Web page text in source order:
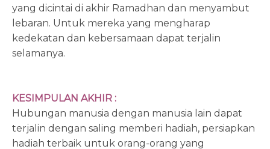
yang dicintai di akhir Ramadhan dan menyambut
lebaran. Untuk mereka yang mengharap
kedekatan dan kebersamaan dapat terjalin
selamanya.
KESIMPULAN AKHIR :
Hubungan manusia dengan manusia lain dapat
terjalin dengan saling memberi hadiah, persiapkan
hadiah terbaik untuk orang-orang yang